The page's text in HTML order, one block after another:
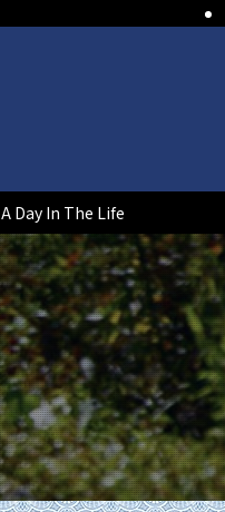
A Day In The Life